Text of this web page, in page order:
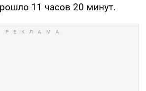
11 часов 20 минут.